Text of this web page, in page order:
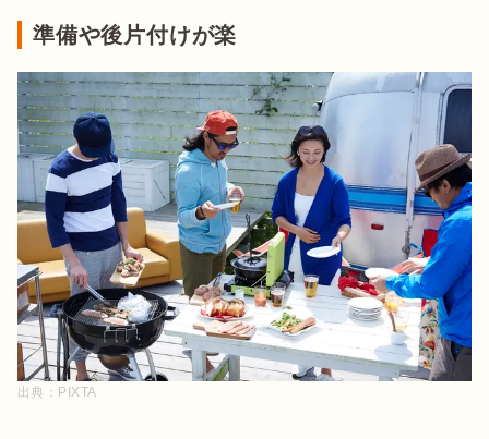
準備や後片付けが楽
出典： PIXTA